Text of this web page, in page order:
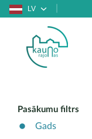
LV
Pasākumu filtrs
Gads